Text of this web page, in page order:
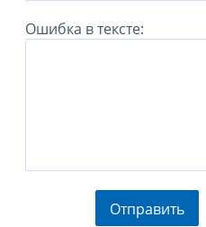
Ошибка в тексте:
Отправить